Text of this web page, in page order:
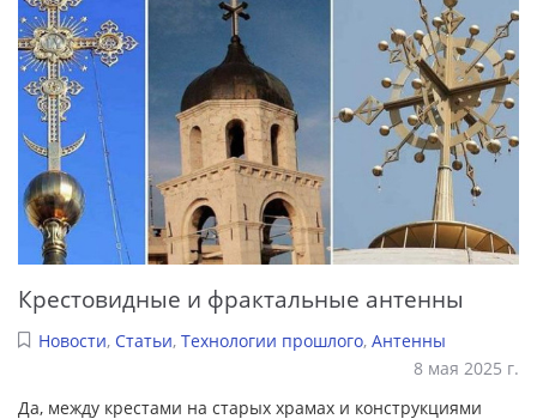
Крестовидные и фрактальные антенны
Новости, Статьи, Технологии прошлого, Антенны
8 мая 2025 г.
Да, между крестами на старых храмах и конструкциями